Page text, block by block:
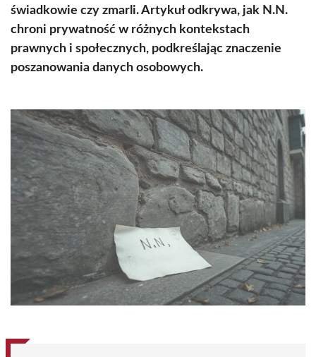
świadkowie czy zmarli. Artykuł odkrywa, jak N.N.
chroni prywatność w różnych kontekstach
prawnych i społecznych, podkreślając znaczenie
poszanowania danych osobowych.